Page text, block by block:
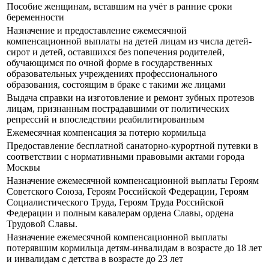
Пособие женщинам, вставшим на учёт в ранние сроки
беременности
Назначение и предоставление ежемесячной
компенсационной выплаты на детей лицам из числа детей-
сирот и детей, оставшихся без попечения родителей,
обучающимся по очной форме в государственных
образовательных учреждениях профессионального
образования, состоящим в браке с такими же лицами
Выдача справки на изготовление и ремонт зубных протезов
лицам, признанным пострадавшими от политических
репрессий и впоследствии реабилитированным
Ежемесячная компенсация за потерю кормильца
Предоставление бесплатной санаторно-курортной путевки в
соответствии с нормативными правовыми актами города
Москвы
Назначение ежемесячной компенсационной выплаты Героям
Советского Союза, Героям Российской Федерации, Героям
Социалистического Труда, Героям Труда Российской
Федерации и полным кавалерам ордена Славы, ордена
Трудовой Славы.
Назначение ежемесячной компенсационной выплаты
потерявшим кормильца детям-инвалидам в возрасте до 18 лет
и инвалидам с детства в возрасте до 23 лет